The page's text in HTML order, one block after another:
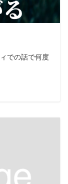
での話で何度